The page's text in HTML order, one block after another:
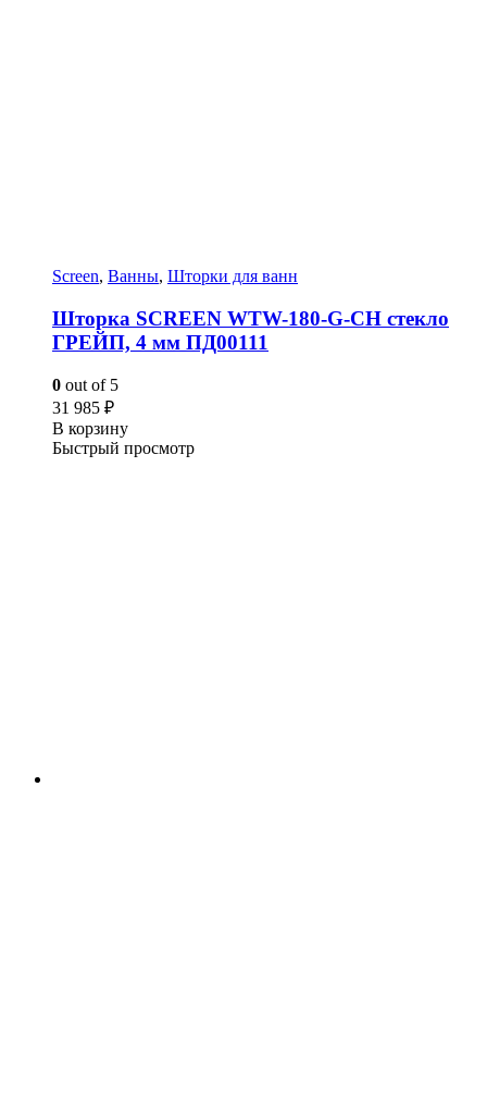
Screen, Ванны, Шторки для ванн
Шторка SCREEN WTW-180-G-CH стекло
ГРЕЙП, 4 мм ПД00111
0 out of 5
31 985 ₽
В корзину
Быстрый просмотр